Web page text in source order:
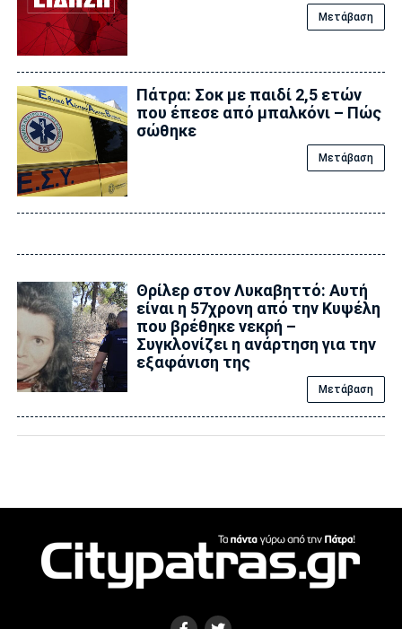
Μετάβαση
Πάτρα: Σοκ με παιδί 2,5 ετών
που έπεσε από μπαλκόνι – Πώς
σώθηκε
Μετάβαση
Θρίλερ στον Λυκαβηττό: Αυτή
είναι η 57χρονη από την Κυψέλη
που βρέθηκε νεκρή –
Συγκλονίζει η ανάρτηση για την
εξαφάνιση της
Μετάβαση